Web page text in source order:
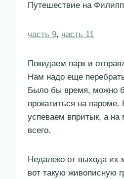
Путешествие на
часть 9, часть 11
Покидаем парк и
Нам надо еще
Было бы время, можно
прокатиться на
успеваем впритык, а на
всего.
Недалеко от выхода их
вот такую живописную